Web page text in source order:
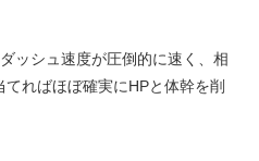
ッシュ速度が圧倒的に速く、相
ればほぼ確実にHPと体幹を削